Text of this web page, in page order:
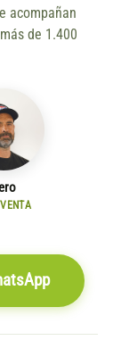
acompañan
de 1.400